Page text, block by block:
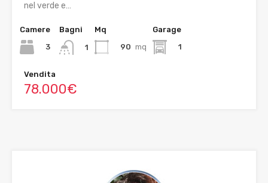
nel verde e…
Camere
3
Bagni
1
Mq
90 mq
Garage
1
Vendita
78.000€